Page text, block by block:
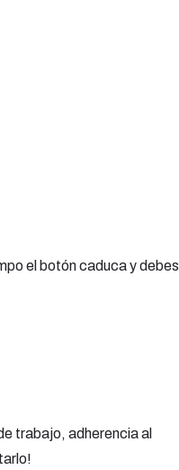
el botón caduca y debes
trabajo, adherencia al